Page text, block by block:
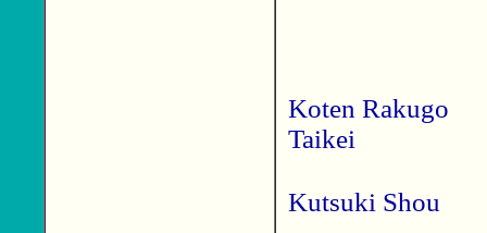
Koten Rakugo
Taikei
Kutsuki Shou